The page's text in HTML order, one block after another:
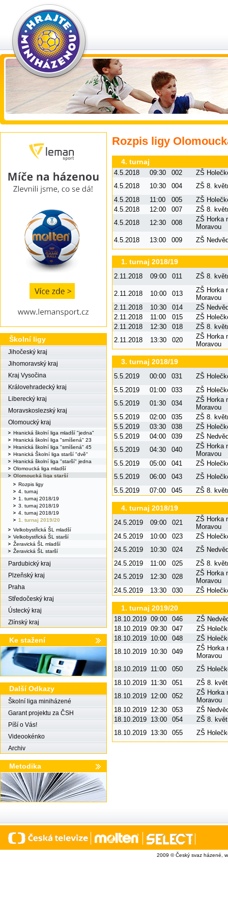
Školní ligy
Jihočeský kraj
Jihomoravský kraj
Kraj Vysočina
Královehradecký kraj
Liberecký kraj
Moravskoslezský kraj
Olomoucký kraj
Hranická školní liga mladší "jedna"
Hranická školní liga "smíšená" 23
Hranická školní liga "smíšená" 45
Hranická Školní liga starší "dvě"
Hranická školní liga "starší" jedna
Olomoucká liga mladší
Olomoucká liga starší
Rozpis ligy
4. turnaj
1. turnaj 2018/19
3. turnaj 2018/19
4. turnaj 2018/19
1. turnaj 2019/20
Velkobystřická ŠL mladší
Velkobystřická ŠL starší
Žeravická ŠL mladší
Žeravická ŠL starší
Pardubický kraj
Plzeňský kraj
Praha
Středočeský kraj
Ústecký kraj
Zlínský kraj
Ke stažení
Další Odkazy
Školní liga miniházené
Garant projektu za ČSH
Píší o Vás!
Videookénko
Archiv
Metodika
Rozpis ligy
4. turnaj
4.5.2018 09:30 002
ZŠ
4.5.2018
10:30 004
ZŠ 8.
4.5.2018
11:00 005
ZŠ
4.5.2018
12:00 007
ZŠ 8.
4.5.2018
12:30 008
ZŠ Horka
Moravou
4.5.2018
13:00 009 ZŠ
1. turnaj 2018/19
2.11.2018 09:00 011 ZŠ 8.
2.11.2018 10:00 013
ZŠ Horka
Moravou
2.11.2018
10:30 014
ZŠ
2.11.2018
11:00 015
ZŠ
2.11.2018
12:30 018
ZŠ 8.
2.11.2018
13:30 020
ZŠ Horka
Moravou
3. turnaj 2018/19
5.5.2019 00:00 031
ZŠ
5.5.2019
01:00 033
ZŠ
5.5.2019
01:30 034
ZŠ Horka
Moravou
5.5.2019
02:00 035
ZŠ 8.
5.5.2019
03:30 038
ZŠ
5.5.2019
04:00 039
ZŠ
5.5.2019
04:30 040
ZŠ Horka
Moravou
5.5.2019
05:00 041
ZŠ
5.5.2019
06:00 043
ZŠ
5.5.2019
07:00 045 ZŠ 8.
4. turnaj 2018/19
24.5.2019 09:00 021
ZŠ Horka
Moravou
24.5.2019
10:00 023
ZŠ
24.5.2019
10:30 024
ZŠ
24.5.2019
11:00 025
ZŠ 8.
24.5.2019
12:30 028
ZŠ Horka
Moravou
24.5.2019
13:30 030 ZŠ
1. turnaj 2019/20
18.10.2019 09:00 046
ZŠ
18.10.2019 09:30 047
ZŠ
18.10.2019 10:00 048
ZŠ
18.10.2019 10:30 049
ZŠ Horka
Moravou
18.10.2019 11:00 050
ZŠ
18.10.2019 11:30 051
ZŠ 8.
18.10.2019 12:00 052
ZŠ Horka
Moravou
18.10.2019 12:30 053
ZŠ
18.10.2019 13:00 054
ZŠ 8.
18.10.2019 13:30 055 ZŠ
2009 © Český svaz házené,